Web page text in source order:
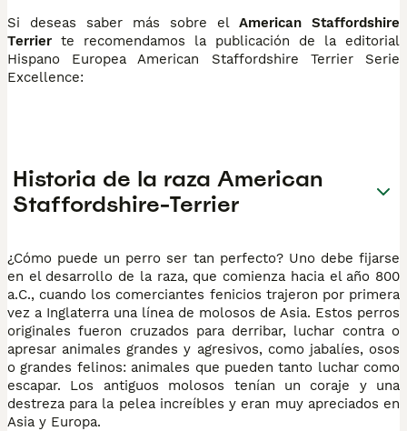
Si deseas saber más sobre el American Staffordshire
Terrier te recomendamos la publicación de la editorial
Hispano Europea American Staffordshire Terrier Serie
Excellence:
Historia de la raza American
Staffordshire-Terrier
¿Cómo puede un perro ser tan perfecto? Uno debe fijarse
en el desarrollo de la raza, que comienza hacia el año 800
a.C., cuando los comerciantes fenicios trajeron por primera
vez a Inglaterra una línea de molosos de Asia. Estos perros
originales fueron cruzados para derribar, luchar contra o
apresar animales grandes y agresivos, como jabalíes, osos
o grandes felinos: animales que pueden tanto luchar como
escapar. Los antiguos molosos tenían un coraje y una
destreza para la pelea increíbles y eran muy apreciados en
Asia y Europa.